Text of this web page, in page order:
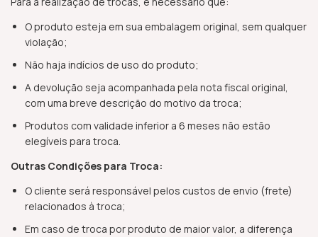
O produto esteja em sua embalagem original, sem qualquer
violação;
Não haja indícios de uso do produto;
A devolução seja acompanhada pela nota fiscal original,
com uma breve descrição do motivo da troca;
Produtos com validade inferior a 6 meses não estão
elegíveis para troca.
Outras Condições para Troca:
O cliente será responsável pelos custos de envio (frete)
relacionados à troca;
Em caso de troca por produto de maior valor, a diferença